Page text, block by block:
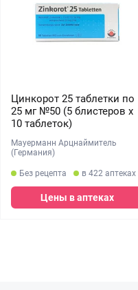
Цинкорот 25 таблетки по
25 мг №50 (5 блистеров х
10 таблеток)
Мауерманн Арцнаймитель
(Германия)
Без рецепта в 422 аптеках
Цены в аптеках